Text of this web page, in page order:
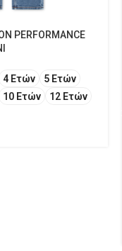
PERFORMANCE
4 Ετών
5 Ετών
10 Ετών
12 Ετών